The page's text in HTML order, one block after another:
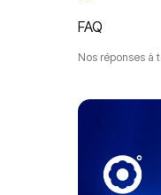
FAQ
Nos réponses à